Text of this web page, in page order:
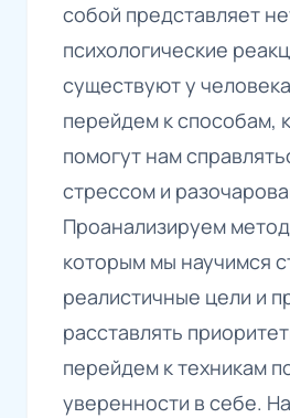
собой представляет
психологические
существуют у
перейдем к способам,
помогут нам
стрессом и
Проанализируем
которым мы научимся
реалистичные цели и
расставлять
перейдем к техникам
уверенности в себе.